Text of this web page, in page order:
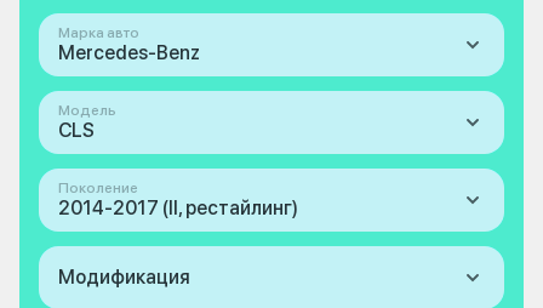
Марка авто
Mercedes-Benz
Модель
CLS
Поколение
2014-2017 (II, рестайлинг)
Модификация